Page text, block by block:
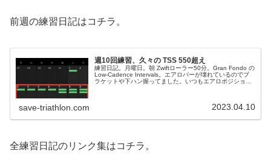
前週の練習日記はコチラ。
週10回練習、久々の TSS 550超え
練習日記。月曜日。朝 Zwiftローラー50分。Gran Fondo の
Low-Cadence Intervals。エアロバーが壊れているのでブ
ラケットや下ハン握ってました。いつもエアロポジション
save-triathlon.com 2023.04.10
全練習日記のリンク集はコチラ。